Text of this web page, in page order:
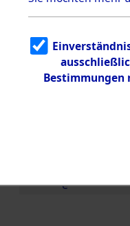
5.3.2
g
5.3.3
e
Bestimmungen